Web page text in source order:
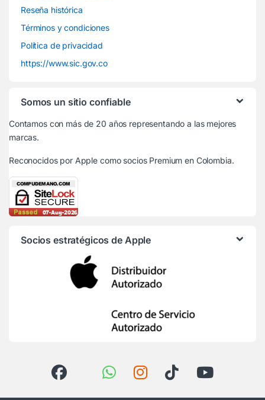
Reseña histórica
Términos y condiciones
Política de privacidad
https://www.sic.gov.co
Somos un sitio confiable
Contamos con más de 20 años representando a las mejores
marcas.
Reconocidos por Apple como socios Premium en Colombia.
Socios estratégicos de Apple